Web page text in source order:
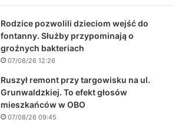
Rodzice pozwolili dzieciom wejść do
fontanny. Służby przypominają o
groźnych bakteriach
07/08/26 12:26
Ruszył remont przy targowisku na ul.
Grunwaldzkiej. To efekt głosów
mieszkańców w OBO
07/08/26 09:45